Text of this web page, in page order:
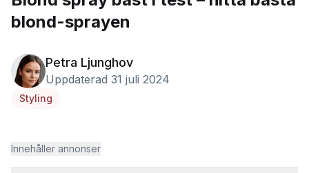
blond-sprayen
Petra Ljunghov
Uppdaterad 31 juli 2024
Styling
Innehåller annonser